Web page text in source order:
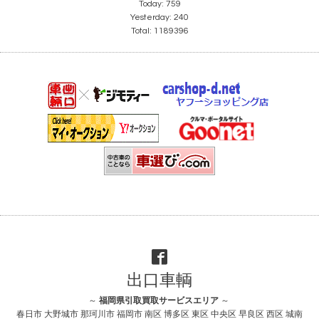
Today: 759
Yesterday: 240
Total: 1189396
出口車輌
～ 福岡県引取買取サービスエリア～
春日市 大野城市 那珂川市 福岡市 南区 博多区 東区 中央区 早良区 西区 城南